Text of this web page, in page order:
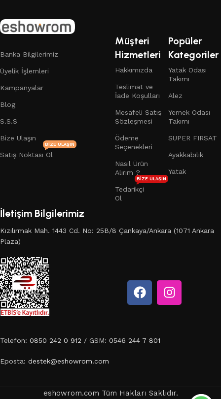
Banka Bilgilerimiz
Üyelik İşlemleri
Kampanyalar
Blog
S.S.S
Bize Ulaşın
Satış Noktası Ol
BIZE ULAŞIN
Müşteri
Hizmetleri
Hakkımızda
Teslimat ve
İade Koşulları
Mesafeli Satış
Sözleşmesi
Ödeme
Seçenekleri
Nasıl Ürün
Alırım ?
Tedarikçi
Ol
BIZE ULAŞIN
Popüler
Kategoriler
Yatak Odası
Takımı
Alez
Yemek Odası
Takımı
SUPER FIRSAT
Ayakkabılık
Yatak
İletişim Bilgilerimiz
Kızılırmak Mah. 1443 Cd. No: 25B/8 Çankaya/Ankara (1071 Ankara
Plaza)
Telefon: 0850 242 0 912 / GSM: 0546 244 7 801
Eposta: destek@eshowrom.com
eshowrom.com Tüm Hakları Saklıdır.